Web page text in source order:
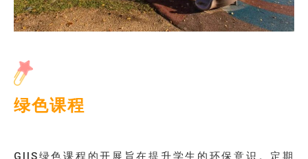
绿色课程
GIIS绿色课程的开展旨在提升学生的环保意识。定期